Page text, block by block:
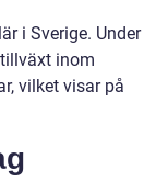
i Sverige. Under
inom
vilket visar på